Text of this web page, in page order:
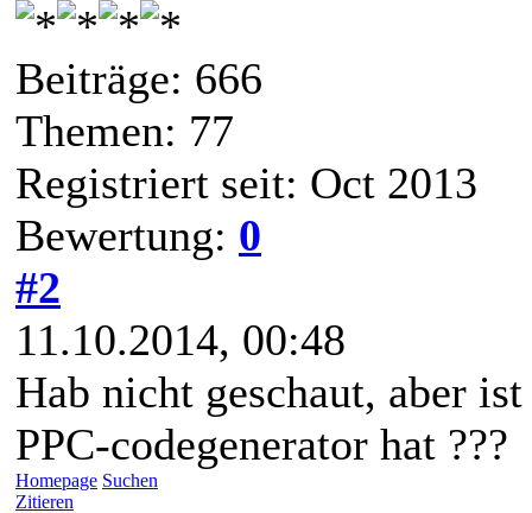
Beiträge: 666
Themen: 77
Registriert seit: Oct 2013
Bewertung: 0
#2
11.10.2014, 00:48
Hab nicht geschaut, aber
PPC-codegenerator hat ???
Homepage Suchen
Zitieren